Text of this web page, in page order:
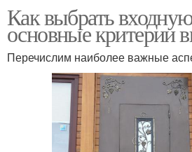
Как выбрать
основные критерии
Перечислим наиболее важные